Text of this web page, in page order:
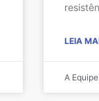
LEIA
A